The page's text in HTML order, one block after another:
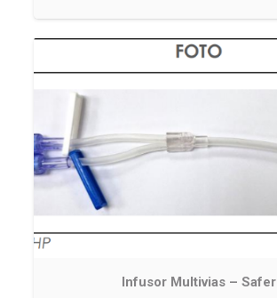
Infusor Multivias – Safer